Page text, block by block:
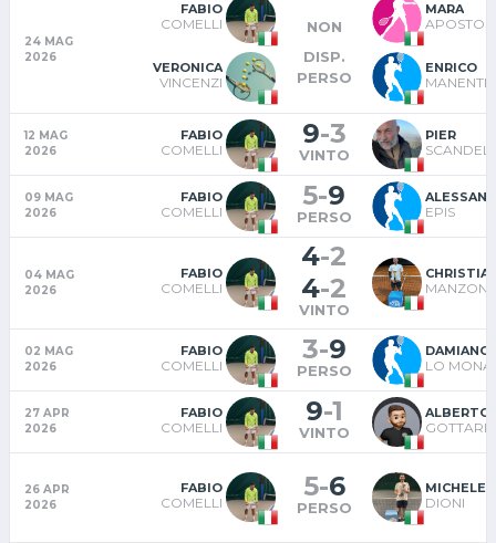
24 MAG
2026
FABIO
COMELLI
VERONICA
VINCENZI
NON
DISP.
PERSO
MARA
APOSTOLI
ENRICO
MANENTI
12 MAG
2026
FABIO
COMELLI
9-3
VINTO
PIER
09 MAG
2026
FABIO
COMELLI
5-9
PERSO EPIS
04 MAG
2026
FABIO
COMELLI
4-2
4-2
VINTO
MANZONI
02 MAG
2026
FABIO
COMELLI
3-9
PERSO
DAMIANO
LO
27 APR
2026
FABIO
COMELLI
9-1
VINTO
ALBERTO
26 APR
2026
FABIO
COMELLI
5-6
PERSO
MICHELE
DIONI